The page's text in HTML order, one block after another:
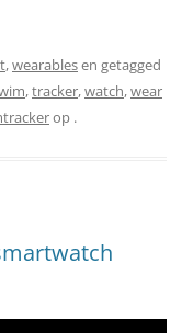
,wearablesen getagged
,tracker,watch,wear
op .